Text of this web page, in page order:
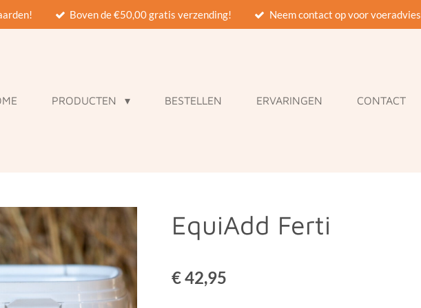
Boven de €50,00 gratis verzending! Neem contact op voor voeradvies
PRODUCTEN BESTELLEN ERVARINGEN CONTACT
EquiAdd Ferti
€ 42,95